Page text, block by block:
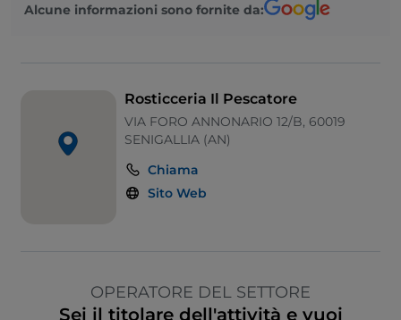
Alcune informazioni sono fornite da:
Rosticceria Il Pescatore
VIA FORO ANNONARIO 12/B, 60019
SENIGALLIA (AN)
Chiama
Sito Web
OPERATORE DEL SETTORE
Sei il titolare dell'attività e vuoi